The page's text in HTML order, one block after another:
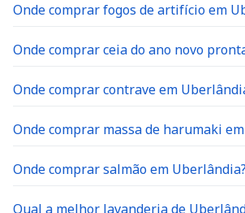
Onde comprar fogos de artifício em
Onde comprar ceia do ano novo
Onde comprar contrave em
Onde comprar massa de harumaki
Onde comprar salmão em Uberlândia?
Qual a melhor lavanderia de